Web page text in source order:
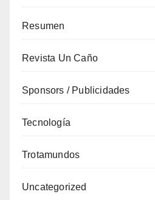
Resumen
Revista Un Caño
Sponsors / Publicidades
Tecnología
Trotamundos
Uncategorized